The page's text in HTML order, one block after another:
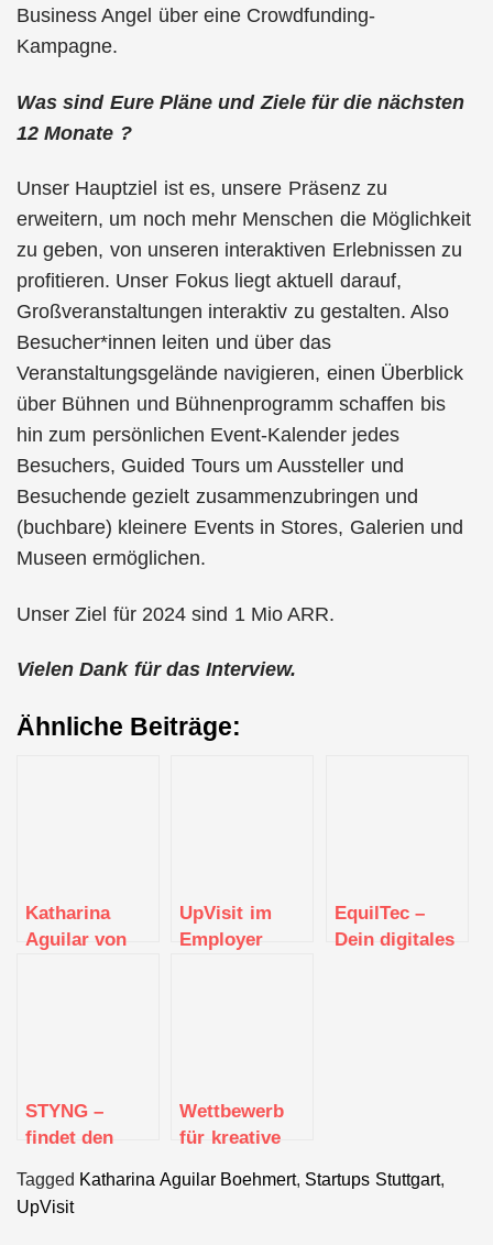
Business Angel über eine Crowdfunding-
Kampagne.
Was sind Eure Pläne und Ziele für die nächsten
12 Monate ?
Unser Hauptziel ist es, unsere Präsenz zu
erweitern, um noch mehr Menschen die Möglichkeit
zu geben, von unseren interaktiven Erlebnissen zu
profitieren. Unser Fokus liegt aktuell darauf,
Großveranstaltungen interaktiv zu gestalten. Also
Besucher*innen leiten und über das
Veranstaltungsgelände navigieren, einen Überblick
über Bühnen und Bühnenprogramm schaffen bis
hin zum persönlichen Event-Kalender jedes
Besuchers, Guided Tours um Aussteller und
Besuchende gezielt zusammenzubringen und
(buchbare) kleinere Events in Stores, Galerien und
Museen ermöglichen.
Unser Ziel für 2024 sind 1 Mio ARR.
Vielen Dank für das Interview.
Ähnliche Beiträge:
Katharina
Aguilar von
UpVisit im
Employer
EquilTec –
Dein digitales
STYNG –
findet den
Tätowierer in
Deiner Nähe
Wettbewerb
für kreative
Tagged Katharina Aguilar Boehmert, Startups Stuttgart,
UpVisit